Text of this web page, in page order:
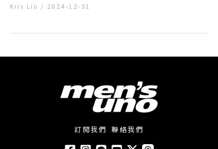
Kris Liu / 2024-12-31
訂閱我們 聯絡我們